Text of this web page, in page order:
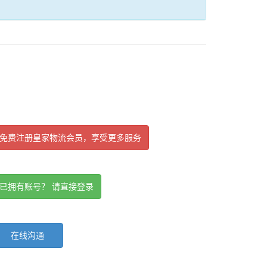
免费注册皇家物流会员，享受更多服务
已拥有账号？ 请直接登录
在线沟通